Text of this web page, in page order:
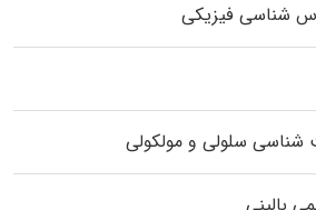
شناسی فیزیکی
شناسی سلولی و مولکولی